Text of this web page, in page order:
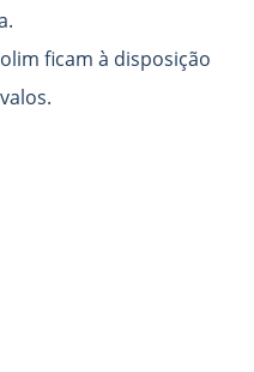
ficam à disposição